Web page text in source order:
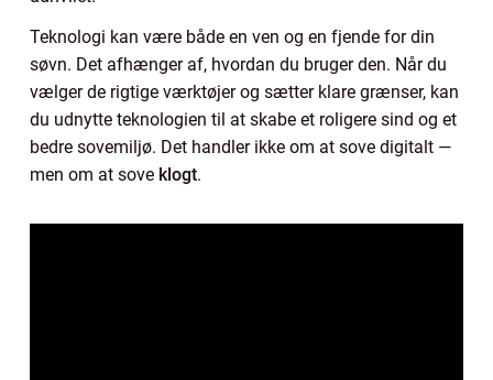
Teknologi kan være både en ven og en fjende for din
søvn. Det afhænger af, hvordan du bruger den. Når du
vælger de rigtige værktøjer og sætter klare grænser, kan
du udnytte teknologien til at skabe et roligere sind og et
bedre sovemiljø. Det handler ikke om at sove digitalt —
men om at sove klogt.